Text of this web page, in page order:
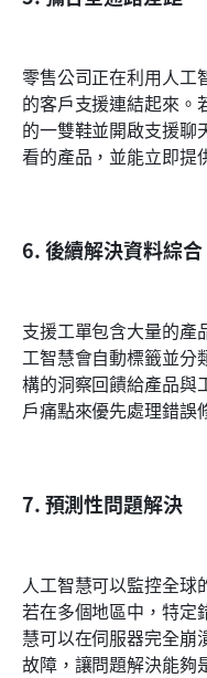
零售公司正在利用人工
的客戶支援連結起來。
的一雙鞋並開啟支援聊
看的產品，並能立即提
6. 後續解決資料綜合
支援工單包含大量的產
工智慧會自動標籤並分
構的洞察回饋給產品與
戶痛點來優先處理錯誤
7. 預測性問題解決
人工智慧可以監控全球
若在多個地區中，特定
慧可以在伺服器完全崩
故障，讓問題解決能夠